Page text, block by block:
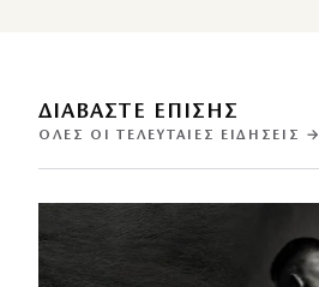
ΔΙΑΒΑΣΤΕ ΕΠΙΣΗΣ
ΌΛΕΣ ΟΙ ΤΕΛΕΥΤΑΊΕΣ ΕΙΔΉΣΕΙΣ →